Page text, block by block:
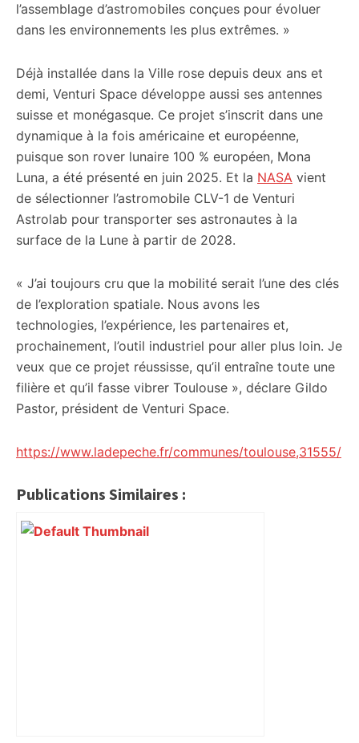
l’assemblage d’astromobiles conçues pour évoluer
dans les environnements les plus extrêmes. »
Déjà installée dans la Ville rose depuis deux ans et
demi, Venturi Space développe aussi ses antennes
suisse et monégasque. Ce projet s’inscrit dans une
dynamique à la fois américaine et européenne,
puisque son rover lunaire 100 % européen, Mona
Luna, a été présenté en juin 2025. Et la NASA vient
de sélectionner l’astromobile CLV-1 de Venturi
Astrolab pour transporter ses astronautes à la
surface de la Lune à partir de 2028.
« J’ai toujours cru que la mobilité serait l’une des clés
de l’exploration spatiale. Nous avons les
technologies, l’expérience, les partenaires et,
prochainement, l’outil industriel pour aller plus loin. Je
veux que ce projet réussisse, qu’il entraîne toute une
filière et qu’il fasse vibrer Toulouse », déclare Gildo
Pastor, président de Venturi Space.
https://www.ladepeche.fr/communes/toulouse,31555/
Publications Similaires :